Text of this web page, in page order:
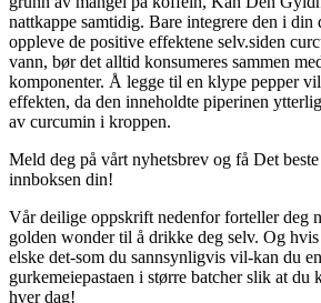
nattkappe samtidig. Bare integrere den i din
oppleve de positive effektene selv.siden
vann, bør det alltid konsumeres sammen
komponenter. Å legge til en klype pepper
effekten, da den inneholdte piperinen
av curcumin i kroppen.
Meld deg på vårt nyhetsbrev og få Det
innboksen din!
Vår deilige oppskrift nedenfor forteller deg
golden wonder til å drikke deg selv. Og
elske det-som du sannsynligvis vil-kan du
gurkemeiepastaen i større batcher slik at du
hver dag!